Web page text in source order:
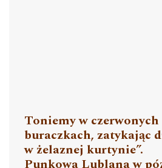
Toniemy w czerwonych
buraczkach, zatykając
w żelaznej kurtynie”.
Punkowa Lublana w